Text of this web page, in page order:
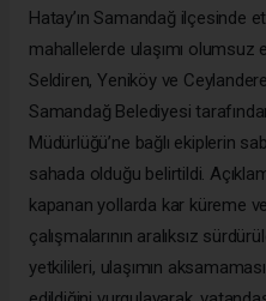
Hatay’ın Samandağ ilçesinde
mahallelerde ulaşımı olumsuz
Seldiren, Yeniköy ve
Samandağ Belediyesi
Müdürlüğü’ne bağlı ekiplerin
sahada olduğu belirtildi.
kapanan yollarda kar küreme
çalışmalarının aralıksız
yetkilileri, ulaşımın